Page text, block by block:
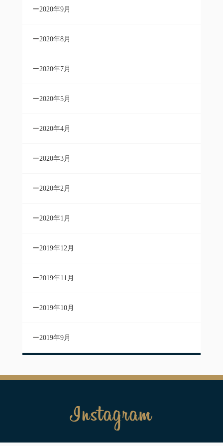
2020年9月
2020年8月
2020年7月
2020年5月
2020年4月
2020年3月
2020年2月
2020年1月
2019年12月
2019年11月
2019年10月
2019年9月
Instagram